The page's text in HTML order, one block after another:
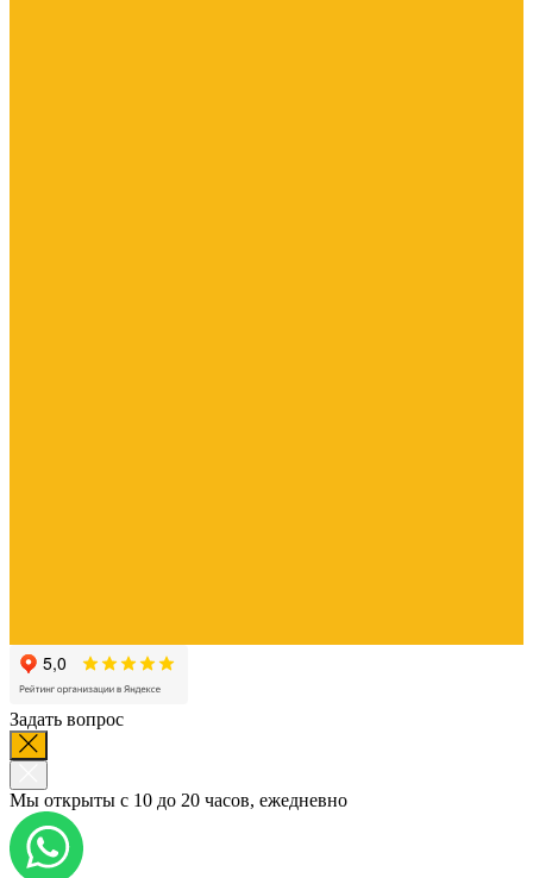
Задать вопрос
Мы открыты с 10 до 20 часов, ежедневно